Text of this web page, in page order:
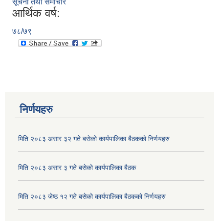
सूचना तथा समाचार
आर्थिक वर्ष:
७८/७९
निर्णयहरु
मिति २०८३ असार ३२ गते बसेको कार्यपालिका बैठकको निर्णयहरु
मिति २०८३ असार ३ गते बसेको कार्यपालिका बैठक
मिति २०८३ जेष्ठ १२ गते बसेको कार्यपालिका बैठकको निर्णयहरु